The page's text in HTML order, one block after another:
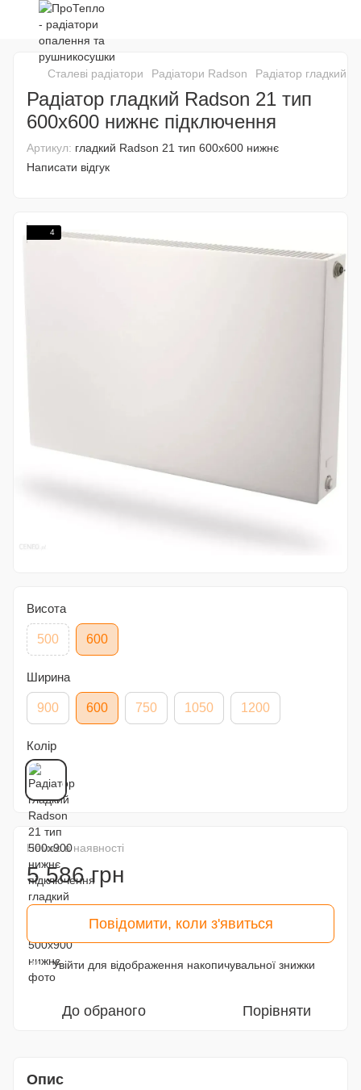
Сталеві радіатори Радіатори Radson Радіатор гладкий
Радіатор гладкий Radson 21 тип
600х600 нижнє підключення
Артикул: гладкий Radson 21 тип 600х600 нижнє
Написати відгук
4
Висота
500 600
Ширина
900 600 750 1050 1200
Колір
Немає в наявності
5 586 грн
Повідомити, коли з'явиться
% Увійти для відображення накопичувальної знижки
До обраного Порівняти
Опис